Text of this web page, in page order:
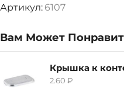
Артикул: 6107
Вам Может
2.60 ₽